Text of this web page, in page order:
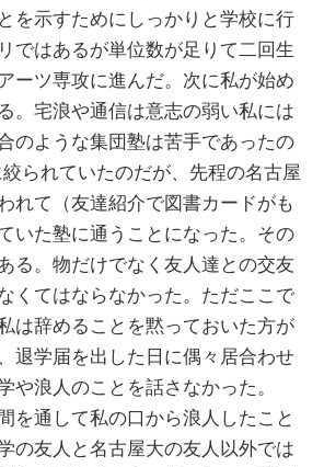
を示すためにしっかりと学校に行
ではあるが単位数が足りて二回生
ーツ専攻に進んだ。次に私が始め
。宅浪や通信は意志の弱い私には
のような集団塾は苦手であったの
られていたのだが、先程の名古屋
れて（友達紹介で図書カードがも
いた塾に通うことになった。その
る。物だけでなく友人達との交友
くてはならなかった。ただここで
は辞めることを黙っておいた方が
退学届を出した日に偶々居合わせ
や浪人のことを話さなかった。
を通して私の口から浪人したこと
の友人と名古屋大の友人以外では